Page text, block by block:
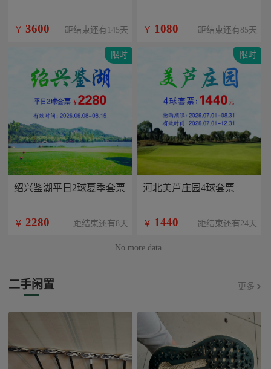
￥ 3600 距结束还有145天 ￥ 1080 距结束还有85天
限时
绍兴鉴湖平日2球夏季套票
￥ 2280 距结束还有8天
限时
河北美芦庄园4球套票
￥ 1440 距结束还有24天
No more data
二手闲置 更多